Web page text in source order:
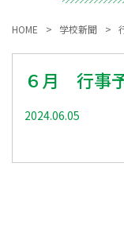
HOME 学校新聞
６月 行事
2024.06.05